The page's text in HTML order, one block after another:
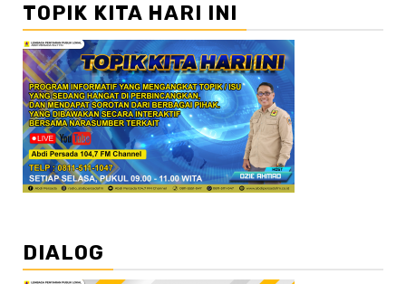
TOPIK KITA HARI INI
DIALOG